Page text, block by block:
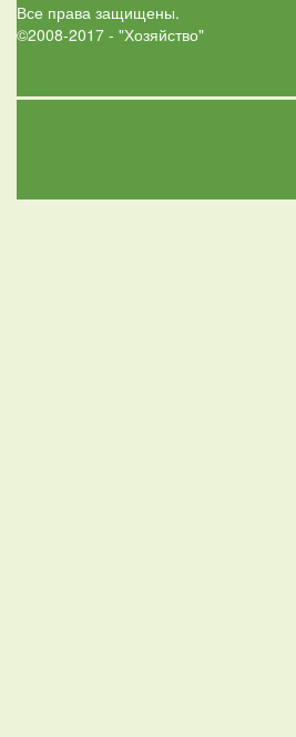
Все права защищены.
©2008-2017 - "Хозяйство"